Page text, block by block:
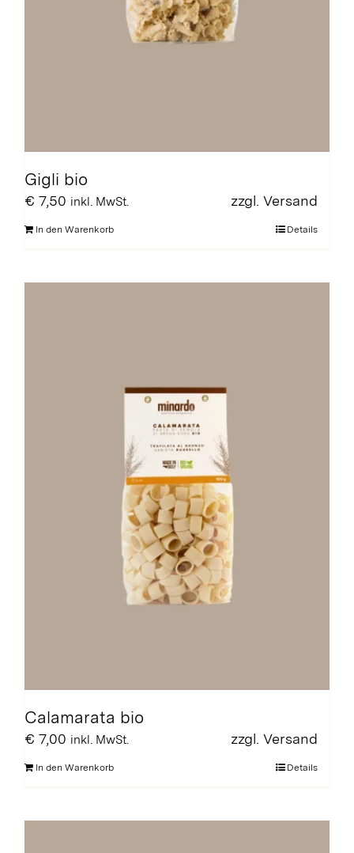
Gigli bio
€ 7,50 inkl. MwSt. zzgl. Versand
In den Warenkorb Details
Calamarata bio
€ 7,00 inkl. MwSt. zzgl. Versand
In den Warenkorb Details